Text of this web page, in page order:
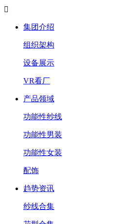

集团介绍
组织架构
设备展示
VR看厂
产品领域
功能性纱线
功能性男装
功能性女装
配饰
趋势资讯
纱线合集